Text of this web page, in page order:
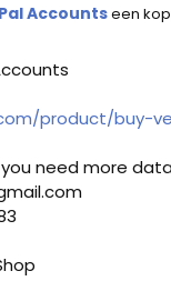
Accountseen
product/buy-
need more